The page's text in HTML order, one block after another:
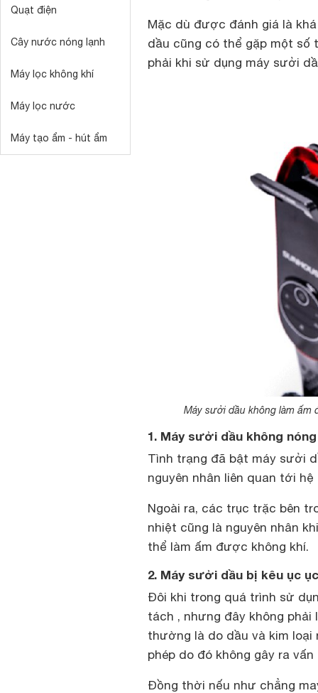
Quạt điện
Cây nước nóng lạnh
Máy lọc không khí
Máy lọc nước
Máy tạo ẩm - hút ẩm
Mặc dù được đánh giá là
dầu cũng có thể gặp một
phải khi sử dụng máy sưởi
Máy sưởi dầu không làm ấm
1. Máy sưởi dầu không
Tình trạng đã bật máy sưởi
nguyên nhân liên quan tới
Ngoài ra, các trục trặc bên
nhiệt cũng là nguyên nhân
thể làm ấm được không khí.
2. Máy sưởi dầu bị kêu ục
Đôi khi trong quá trình sử
tách , nhưng đây không
thường là do dầu và kim
phép do đó không gây ra vấn
Đồng thời nếu như chẳng